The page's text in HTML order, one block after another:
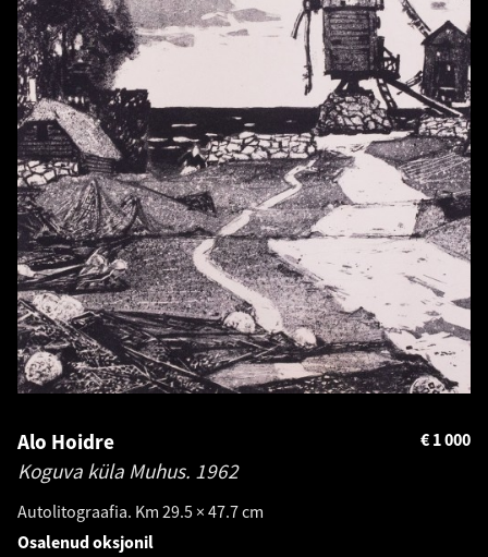
Alo Hoidre
Koguva küla Muhus. 1962
Autolitograafia. Km 29.5 × 47.7 cm
1 000
€
Osalenud oksjonil